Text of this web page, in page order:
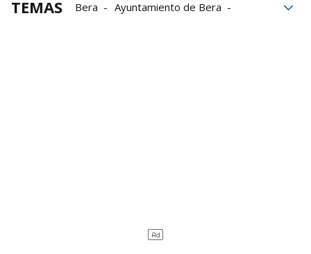
TEMAS Bera
Ayuntamiento de Bera